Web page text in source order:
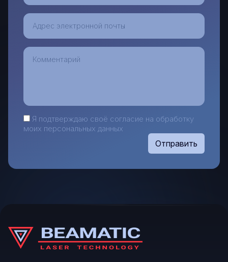
Я подтверждаю своё согласие на обработку
моих персональных данных
Отправить